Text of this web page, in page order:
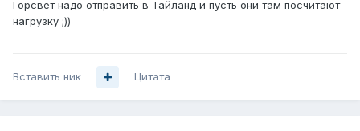
Горсвет надо отправить в Тайланд и пусть они там посчитают
нагрузку ;))
Вставить ник Цитата